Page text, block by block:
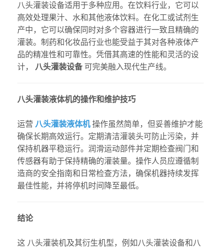
八头灌装设备适用于多种应用。在饮料行业，它可以
高效处理果汁、水和其他液体饮料。在化工或试剂生
产中，它可以确保同时对多个容器进行一致且精确的
灌装。制药和化妆品行业也能受益于其对各种液体产
品的精准性和可靠性。凭借其高速的性能和灵活的设
计， 八头灌装设备可完美融入现代生产线。
八头灌装液体机的操作和维护技巧
运营 八头灌装液体机操作虽然简单，但妥善维护才能
确保长期高效运行。定期清洁灌装头可防止污染，并
保持机器平稳运行。润滑运动部件并定期检查阀门和
传感器有助于保持精确的灌装量。操作人员应遵循制
造商的安全指南和日常检查方法，确保机器持续发挥
最佳性能，并将停机时间降至最低。
结论
这 八头灌装机及其衍生机型，例如八头灌装设备和八